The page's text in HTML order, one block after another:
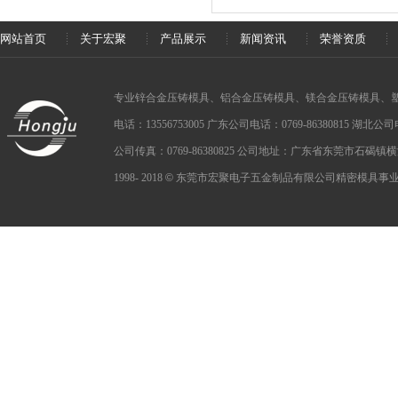
网站首页 关于宏聚 产品展示 新闻资讯 荣誉资质
专业锌合金压铸模具、铝合金压铸模具、镁合金压铸模具、
电话：13556753005 广东公司电话：0769-86380815 湖北公
公司传真：0769-86380825 公司地址：广东省东莞市石碣镇
1998- 2018 © 东莞市宏聚电子五金制品有限公司精密模具事